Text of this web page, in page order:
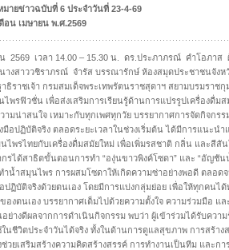
มายข่าวฉบับที่ 6 ประจำวันที่ 23-4-69
อน เมษายน พ.ศ.2569
2569 เวลา 14.00 – 15.30 น. ดร.ประภาภรณ์ คำโอภาส
างสาววชิราภรณ์ จำรัส บรรณารักษ์ ห้องสมุดประชาชนจังห
ธิราชเจ้า กรมสมเด็จพระเทพรัตนราชสุดาฯ สยามบรมราช
พรฟิวชั่น เพื่อส่งเสริมการเรียนรู้ด้านการแปรรูปเครื่องดื่
ามน่าสนใจ เหมาะกับทุกเพศทุกวัย บรรยากาศการจัดกิจกร
มือปฏิบัติจริง ตลอดระยะเวลาในช่วงเริ่มต้น ได้มีการแนะ
ไพรไทยกับเครื่องดื่มสมัยใหม่ เพื่อเพิ่มรสชาติ กลิ่น และสีสั
ด้สาธิตขั้นตอนการทำ “องุ่นขาวพิงค์โซดา” และ “อัญชัน
ำน้ำสมุนไพร การผสมโซดาให้เกิดความซ่าอย่างพอดี ตลอด
ปฏิบัติจริงด้วยตนเอง โดยมีการแบ่งกลุ่มย่อย เพื่อให้ทุกคน
องตนเอง บรรยากาศเต็มไปด้วยความตั้งใจ ความร่วมมือ แ
ย่างดีผลจากการดำเนินกิจกรรม พบว่า ผู้เข้าร่วมได้รับคว
นชีวิตประจำวันได้จริง ทั้งในด้านการดูแลสุขภาพ การสร้า
เสริมสร้างความคิดสร้างสรรค์ การทำงานเป็นทีม และการ